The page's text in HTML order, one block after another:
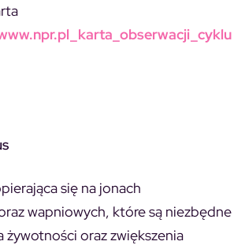
się na jonach
wapniowych, które są niezbędne
żywotności oraz zwiększenia